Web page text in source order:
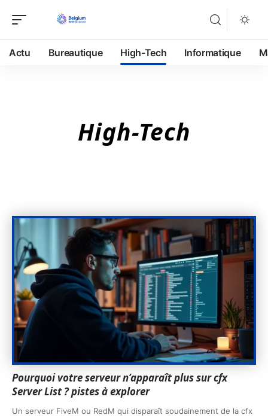
Actu Bureautique High-Tech Informatique
High-Tech
Pourquoi votre serveur n’apparaît plus sur cfx
Server List ? pistes à explorer
Un serveur FiveM ou RedM qui disparaît soudainement de la cfx